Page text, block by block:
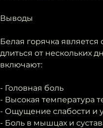
Выводы
Белая горячка
длиться от нескольких
включают:
- Головная боль
- Высокая температура
- Ощущение слабости и
- Боль в мышцах и